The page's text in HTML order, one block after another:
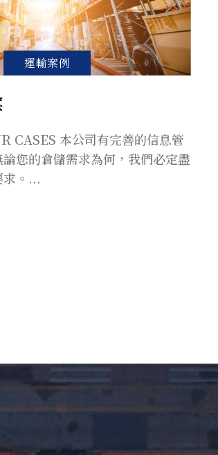
運輸案例
CASES 本公司有完善的信息管
您的倉儲需求為何，我們必定盡
求。...